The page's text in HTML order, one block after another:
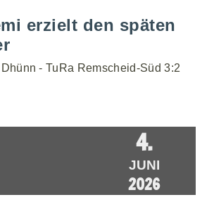
erzielt den späten
- TuRa Remscheid-Süd 3:2
4.
JUNI
2026